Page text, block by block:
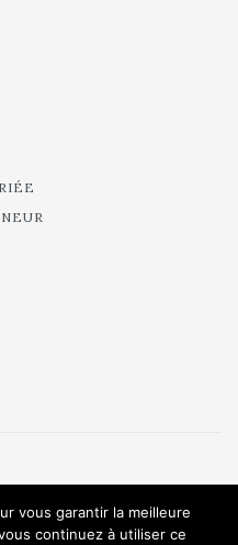
vous garantir la meilleure
continuez à utiliser ce